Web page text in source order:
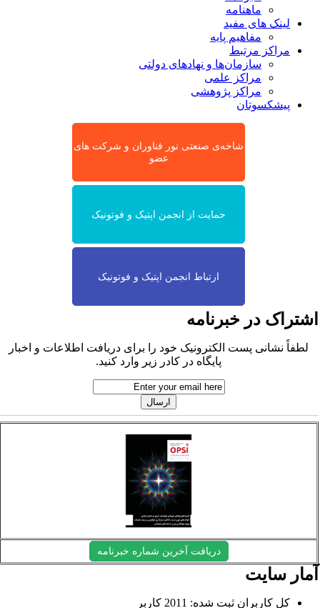
ماهنامه
لینک های مفید
مفاهیم پایه
مراکز مرتبط
سازمان‌ها و نهادهای دولتی
مراکز علمی
مراکز پژوهشی
پیشکسوتان
شاخه‌ی صنعتی نور فناوران و شرکت های
عضو
حمایت از انجمن اپتیک و فوتونیک
ارتباط انجمن اپتیک و فوتونیک
در خبرنامه
لطفاً نشانی پست الکترونیک خود را برای دریافت اطلاعات و اخبار
پایگاه در کادر زیر وارد کنید.
دریافت آخرین شماره خبرنامه
سایت
کل کاربران ثبت شده: 2011 کاربر